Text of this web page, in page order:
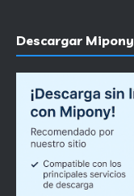
Descargar Mipony